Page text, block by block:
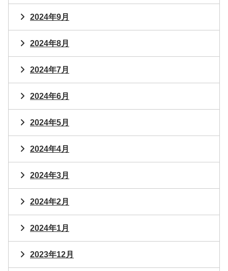
2024年9月
2024年8月
2024年7月
2024年6月
2024年5月
2024年4月
2024年3月
2024年2月
2024年1月
2023年12月